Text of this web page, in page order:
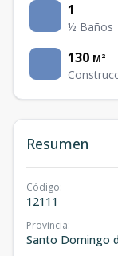
1
½ Baños
130 M²
Resumen
Código:
12111
Provincia:
Santo Domingo